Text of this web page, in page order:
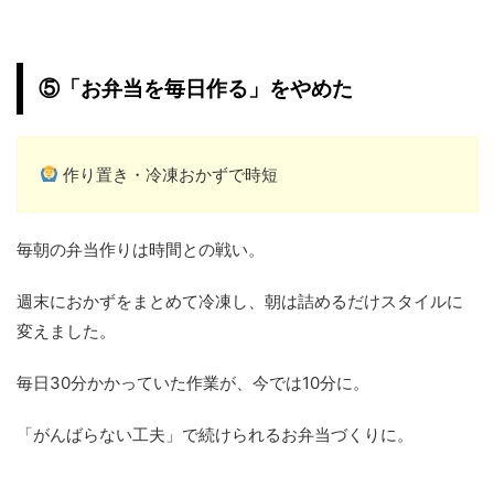
⑤「お弁当を毎日作る」をやめた
作り置き・冷凍おかずで時短
毎朝の弁当作りは時間との戦い。
週末におかずをまとめて冷凍し、朝は詰めるだけスタイルに
変えました。
毎日30分かかっていた作業が、今では10分に。
「がんばらない工夫」で続けられるお弁当づくりに。